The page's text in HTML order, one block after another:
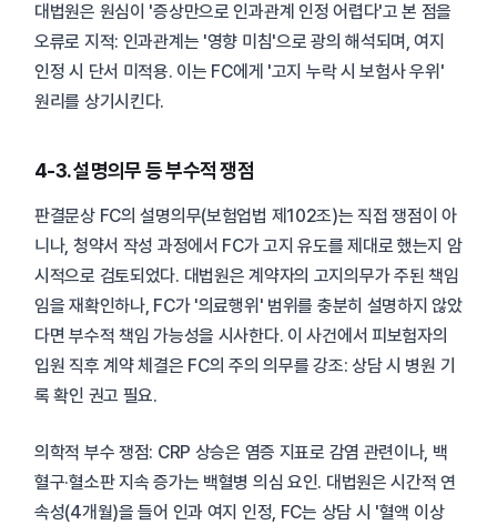
대법원은 원심이 '증상만으로 인과관계 인정 어렵다'고 본 점을
오류로 지적: 인과관계는 '영향 미침'으로 광의 해석되며, 여지
인정 시 단서 미적용. 이는 FC에게 '고지 누락 시 보험사 우위'
원리를 상기시킨다.
4-3. 설명의무 등 부수적 쟁점
판결문상 FC의 설명의무(보험업법 제102조)는 직접 쟁점이 아
니나, 청약서 작성 과정에서 FC가 고지 유도를 제대로 했는지 암
시적으로 검토되었다. 대법원은 계약자의 고지의무가 주된 책임
임을 재확인하나, FC가 '의료행위' 범위를 충분히 설명하지 않았
다면 부수적 책임 가능성을 시사한다. 이 사건에서 피보험자의
입원 직후 계약 체결은 FC의 주의 의무를 강조: 상담 시 병원 기
록 확인 권고 필요.
의학적 부수 쟁점: CRP 상승은 염증 지표로 감염 관련이나, 백
혈구·혈소판 지속 증가는 백혈병 의심 요인. 대법원은 시간적 연
속성(4개월)을 들어 인과 여지 인정, FC는 상담 시 '혈액 이상